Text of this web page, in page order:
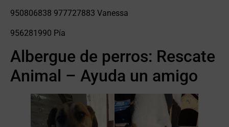
950806838 977727883 Vanessa
956281990 Pía
Albergue de perros: Rescate
Animal – Ayuda un amigo